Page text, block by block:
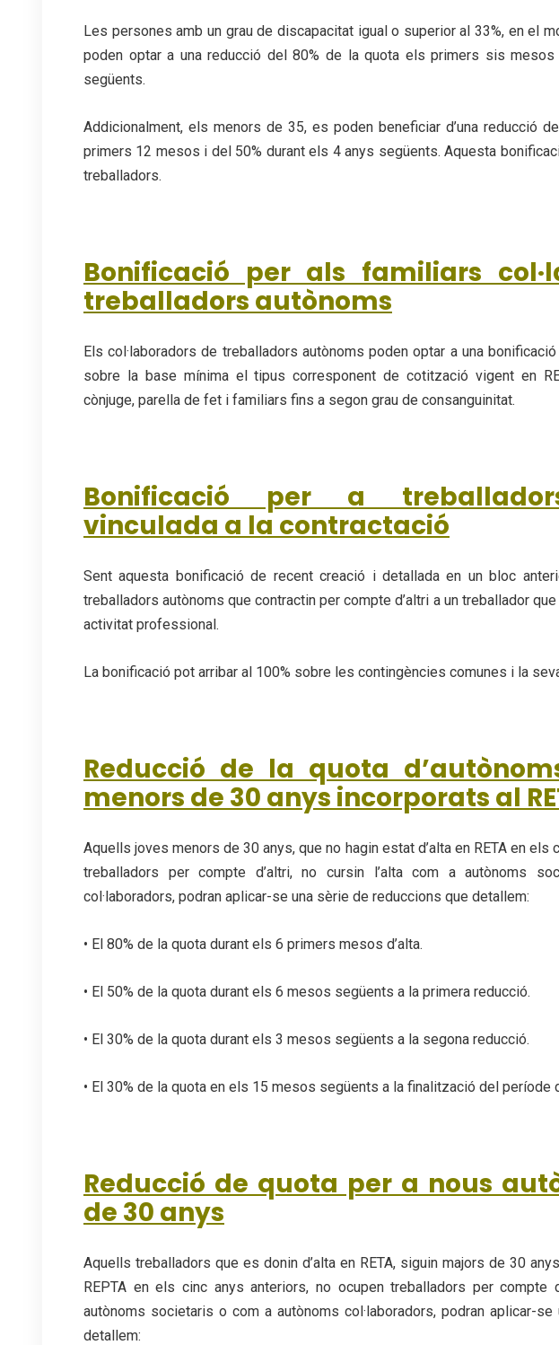
Les persones amb un grau de discapacitat igual o superior al 33%, en el
poden optar a una reducció del 80% de la quota els primers sis
següents.
Addicionalment, els menors de 35, es poden beneficiar d’una reducció
primers 12 mesos i del 50% durant els 4 anys següents. Aquesta
treballadors.
Bonificació per als familiars
treballadors autònoms
Els col·laboradors de treballadors autònoms poden optar a una
sobre la base mínima el tipus corresponent de cotització vigent en
cònjuge, parella de fet i familiars fins a segon grau de consanguinitat.
Bonificació per a
vinculada a la contractació
Sent aquesta bonificació de recent creació i detallada en un bloc
treballadors autònoms que contractin per compte d’altri a un treballador que
activitat professional.
La bonificació pot arribar al 100% sobre les contingències comunes i la
Reducció de la quota
menors de 30 anys incorporats al
Aquells joves menors de 30 anys, que no hagin estat d’alta en RETA en els
treballadors per compte d’altri, no cursin l’alta com a autònoms
col·laboradors, podran aplicar-se una sèrie de reduccions que detallem:
• El 80% de la quota durant els 6 primers mesos d’alta.
• El 50% de la quota durant els 6 mesos següents a la primera reducció.
• El 30% de la quota durant els 3 mesos següents a la segona reducció.
• El 30% de la quota en els 15 mesos següents a la finalització del període
Reducció de quota per a nous
de 30 anys
Aquells treballadors que es donin d’alta en RETA, siguin majors de 30
REPTA en els cinc anys anteriors, no ocupen treballadors per compte
autònoms societaris o com a autònoms col·laboradors, podran aplicar-
detallem: